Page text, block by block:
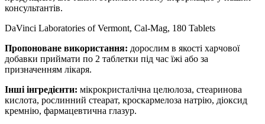
консультантів.
DaVinci Laboratories of Vermont, Cal-Mag, 180 Tablets
Пропоноване використання: дорослим в якості харчової
добавки приймати по 2 таблетки під час їжі або за
призначенням лікаря.
Інші інгредієнти: мікрокристалічна целюлоза, стеаринова
кислота, рослинний стеарат, кроскармелоза натрію, діоксид
кремнію, фармацевтична глазур.